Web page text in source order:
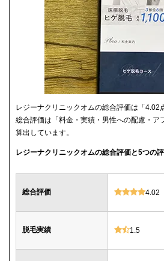
レジーナクリニックオムの総合評価は「4.02
総合評価は「料金・実績・男性への配慮・ア
算出しています。
レジーナクリニックオムの総合評価と5つの
総合評価 4.02
脱毛実績 1.5